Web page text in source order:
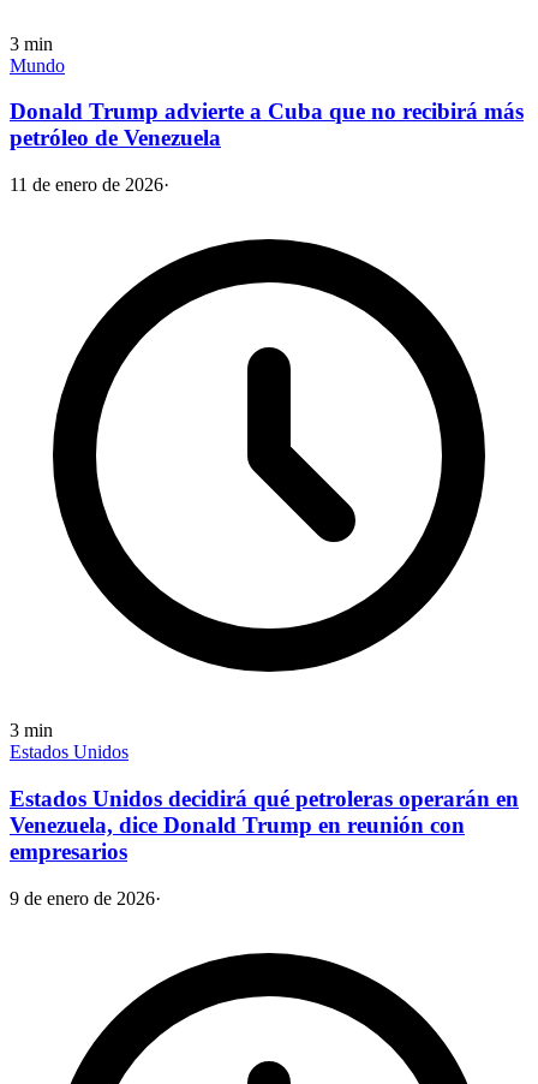
3 min
Mundo
Donald Trump advierte a Cuba que no recibirá más
petróleo de Venezuela
11 de enero de 2026·
3 min
Estados Unidos
Estados Unidos decidirá qué petroleras operarán en
Venezuela, dice Donald Trump en reunión con
empresarios
9 de enero de 2026·